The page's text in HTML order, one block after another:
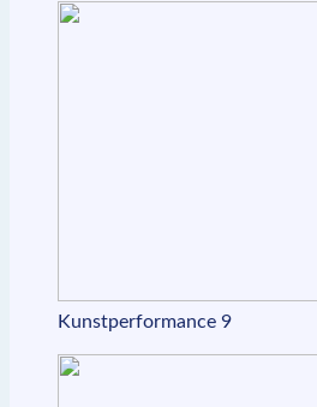
Kunstperformance 9